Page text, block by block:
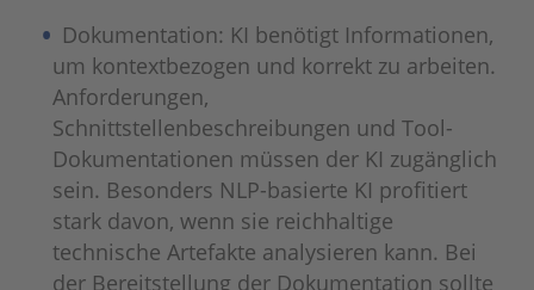
Dokumentation: KI benötigt Informationen,
um kontextbezogen und korrekt zu arbeiten.
Anforderungen,
Schnittstellenbeschreibungen und Tool-
Dokumentationen müssen der KI zugänglich
sein. Besonders NLP-basierte KI profitiert
stark davon, wenn sie reichhaltige
technische Artefakte analysieren kann. Bei
der Bereitstellung der Dokumentation sollte